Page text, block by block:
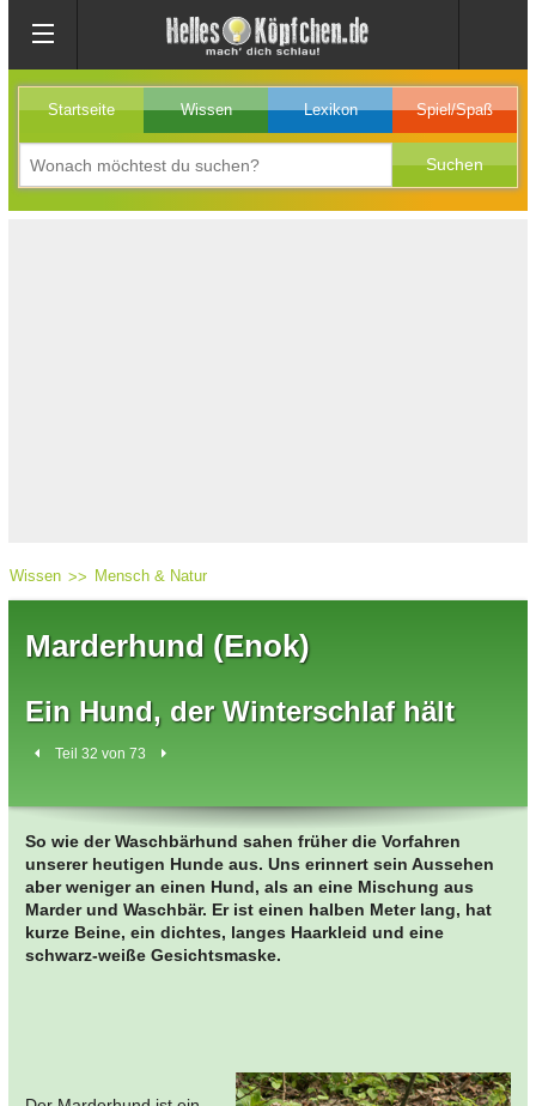
Startseite Wissen Lexikon Spiel/Spaß
Wissen Mensch & Natur
Marderhund (Enok)
Ein Hund, der Winterschlaf hält
Teil 32 von 73
So wie der Waschbärhund sahen früher die Vorfahren
unserer heutigen Hunde aus. Uns erinnert sein Aussehen
aber weniger an einen Hund, als an eine Mischung aus
Marder und Waschbär. Er ist einen halben Meter lang, hat
kurze Beine, ein dichtes, langes Haarkleid und eine
schwarz-weiße Gesichtsmaske.